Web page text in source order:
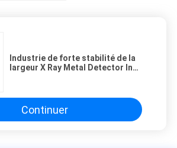
Industrie de forte stabilité de la
largeur X Ray Metal Detector In
Continuer